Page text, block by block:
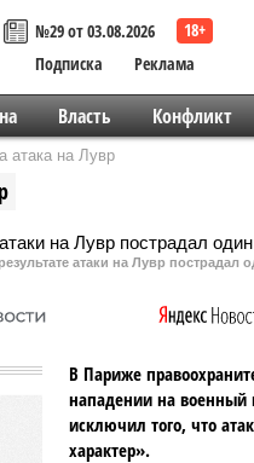
№29 от 03.08.2026
Подписка
Реклама
Власть Конфликт
атака на Лувр
атаки на Лувр пострадал
В Париже
нападении на военный
исключил того, что
характер».